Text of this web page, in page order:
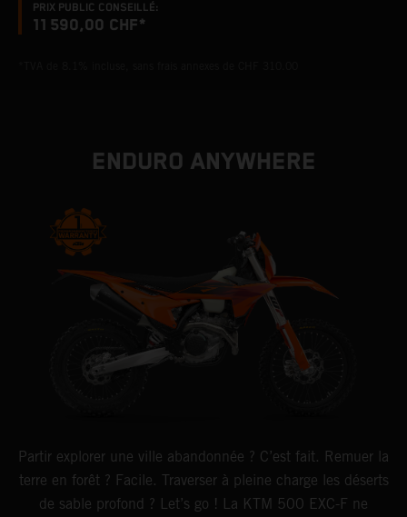
PRIX PUBLIC CONSEILLÉ:
11 590,00 CHF*
ENDURO ANYWHERE
Partir explorer une ville abandonnée ? C’est fait. Remuer la
terre en forêt ? Facile. Traverser à pleine charge les déserts
de sable profond ? Let’s go ! La KTM 500 EXC-F ne